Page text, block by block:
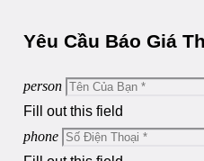
Yêu Cầu Báo Giá
person
Fill out this field
phone